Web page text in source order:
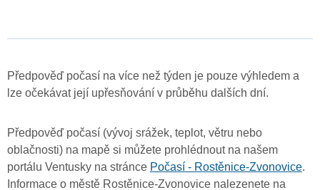
Předpověď počasí na více než týden je pouze výhledem a
lze očekávat její upřesňování v průběhu dalších dní.
Předpověď počasí (vývoj srážek, teplot, větru nebo
oblačnosti) na mapě si můžete prohlédnout na našem
portálu Ventusky na stránce Počasí - Rostěnice-Zvonovice.
Informace o městě Rostěnice-Zvonovice nalezenete na